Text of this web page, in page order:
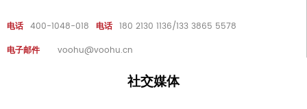
电话 400-1048-018 电话 180 2130 1136/133 3865 5578
电子邮件
voohu@voohu.cn
社交媒体